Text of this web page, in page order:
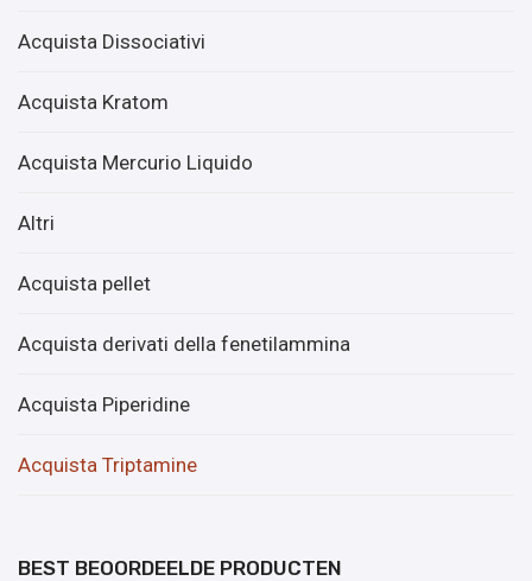
Acquista Dissociativi
Acquista Kratom
Acquista Mercurio Liquido
Altri
Acquista pellet
Acquista derivati ​​della fenetilammina
Acquista Piperidine
Acquista Triptamine
BEST BEOORDEELDE PRODUCTEN